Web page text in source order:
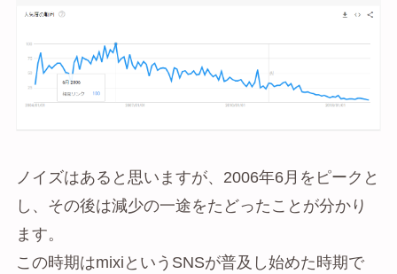
ノイズはあると思いますが、2006年6月をピークと
し、その後は減少の一途をたどったことが分かり
ます。
この時期はmixiというSNSが普及し始めた時期で